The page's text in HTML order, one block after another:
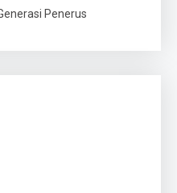
Penerus